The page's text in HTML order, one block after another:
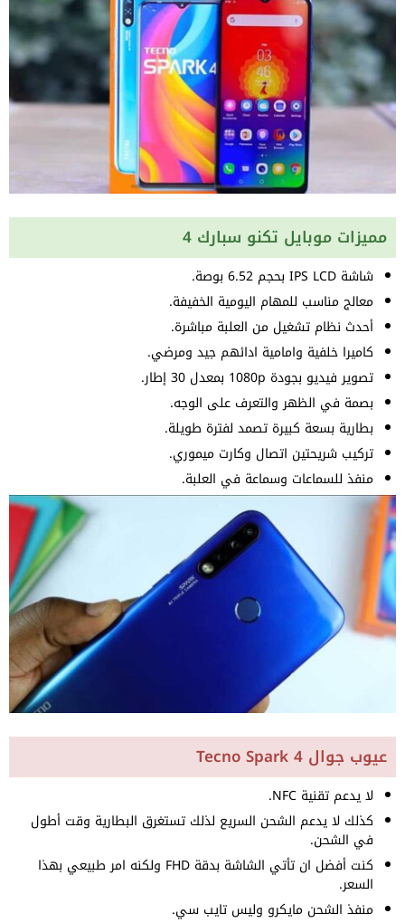
مميزات موبايل تكنو سبارك 4
شاشة IPS LCD بحجم 6.52 بوصة.
معالج مناسب للمهام اليومية الخفيفة.
أحدث نظام تشغيل من العلبة مباشرة.
كاميرا خلفية وامامية ادائهم جيد ومرضي.
تصوير فيديو بجودة 1080p بمعدل 30 إطار.
بصمة في الظهر والتعرف على الوجه.
بطارية بسعة كبيرة تصمد لفترة طويلة.
تركيب شريحتين اتصال وكارت ميموري.
منفذ للسماعات وسماعة في العلبة.
عيوب جوال Tecno Spark 4
لا يدعم تقنية NFC.
كذلك لا يدعم الشحن السريع لذلك تستغرق البطارية وقت أطول
في الشحن.
كنت أفضل ان تأتي الشاشة بدقة FHD ولكنه امر طبيعي بهذا
السعر.
منفذ الشحن مايكرو وليس تايب سي.